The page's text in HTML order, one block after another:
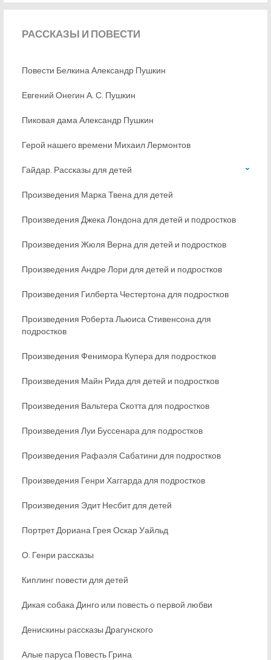
РАССКАЗЫ И ПОВЕСТИ
Повести Белкина Александр Пушкин
Евгений Онегин А. С. Пушкин
Пиковая дама Александр Пушкин
Герой нашего времени Михаил Лермонтов
Гайдар. Рассказы для детей
Произведения Марка Твена для детей
Произведения Джека Лондона для детей и подростков
Произведения Жюля Верна для детей и подростков
Произведения Андре Лори для детей и подростков
Произведения Гилберта Честертона для подростков
Произведения Роберта Льюиса Стивенсона для
подростков
Произведения Фенимора Купера для подростков
Произведения Майн Рида для детей и подростков
Произведения Вальтера Скотта для подростков
Произведения Луи Буссенара для подростков
Произведения Рафаэля Сабатини для подростков
Произведения Генри Хаггарда для подростков
Произведения Эдит Несбит для детей
Портрет Дориана Грея Оскар Уайльд
О. Генри рассказы
Киплинг повести для детей
Дикая собака Динго или повесть о первой любви
Денискины рассказы Драгунского
Алые паруса Повесть Грина